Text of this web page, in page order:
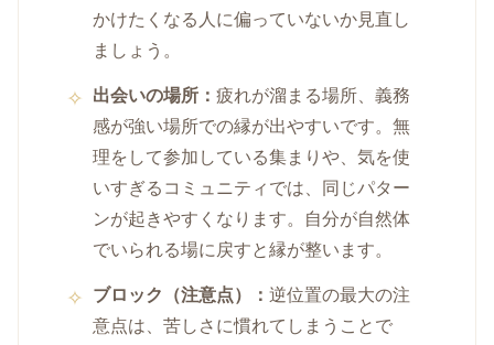
かけたくなる人に偏っていないか見直し
ましょう。
出会いの場所：疲れが溜まる場所、義務
感が強い場所での縁が出やすいです。無
理をして参加している集まりや、気を使
いすぎるコミュニティでは、同じパター
ンが起きやすくなります。自分が自然体
でいられる場に戻すと縁が整います。
ブロック（注意点）：逆位置の最大の注
意点は、苦しさに慣れてしまうことで